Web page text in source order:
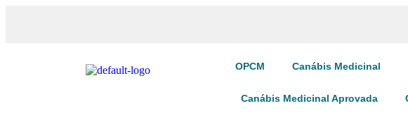
OPCM Canábis Medicinal
Canábis Medicinal Aprovada